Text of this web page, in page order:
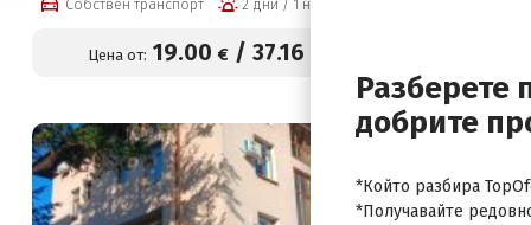
център на цени от 19 евро на
човек
Собствен транспорт 2 дни / 1 нощувка
Цена от: 19.00 € /37.16
Разберете
добрите
*Който разбира
*Получавайте